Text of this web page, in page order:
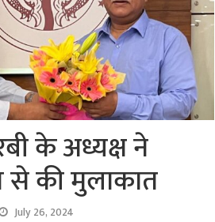
के अध्यक्ष ने
की मुलाकात
July 26, 2024